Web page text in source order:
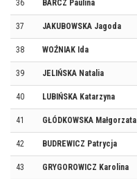
36 BARCZ Paulina
37 JAKUBOWSKA Jagoda
38 WOŹNIAK Ida
39 JELIŃSKA Natalia
40 LUBIŃSKA Katarzyna
41 GŁÓDKOWSKA Małgorzata
42 BUDREWICZ Patrycja
43 GRYGOROWICZ Karolina